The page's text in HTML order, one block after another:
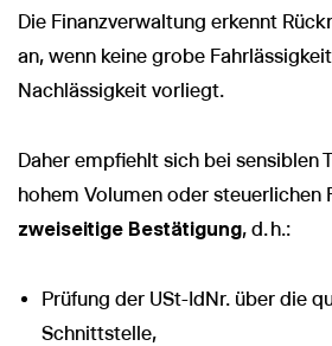
Die Finanzverwaltung erkennt
an, wenn keine grobe
Nachlässigkeit vorliegt.
Daher empfiehlt sich bei sensiblen
hohem Volumen oder steuerlichen
zweiseitige Bestätigung, d. h.:
Prüfung der USt-IdNr. über die
Schnittstelle,